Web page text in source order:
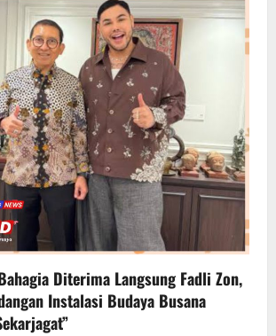
Diterima Langsung Fadli Zon,
Instalasi Budaya Busana